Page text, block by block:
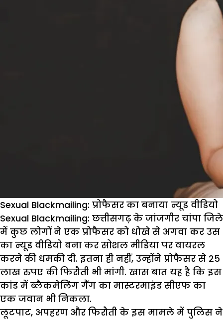
आईडी
Sexual Blackmailing: प्रोफैसर का बनाया न्यूड वीडियो
Sexual Blackmailing: छत्तीसगढ़ के जांजगीर चांपा जिले
में कुछ लोगों ने एक प्रोफैसर को धोखे से अगवा कर उस
का न्यूड वीडियो बना कर सोशल मीडिया पर वायरल
करने की धमकी दी. इतना ही नहीं, उन्होंने प्रोफैसर से 25
लाख रुपए की फिरौती भी मांगी. खास बात यह है कि इस
कांड में ब्लैकमेलिंग गैंग का मास्टरमाइंड सीएफ का
एक जवान भी निकला.
लूटपाट, अपहरण और फिरौती के इस मामले में पुलिस ने